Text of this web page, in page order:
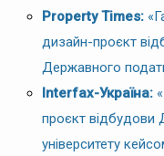
Property Times:
дизайн-проєкт
Державного
Interfax-Україна:
проєкт відбудови
університету